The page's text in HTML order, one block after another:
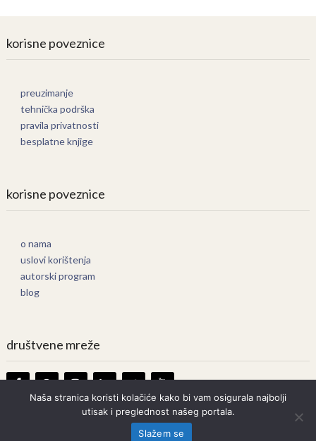
korisne poveznice
preuzimanje
tehnička podrška
pravila privatnosti
besplatne knjige
korisne poveznice
o nama
uslovi korištenja
autorski program
blog
društvene mreže
Knjige OnlineCopyright © 2026.
Naša stranica koristi kolačiće kako bi vam osigurala najbolji
utisak i preglednost našeg portala.
Slažem se